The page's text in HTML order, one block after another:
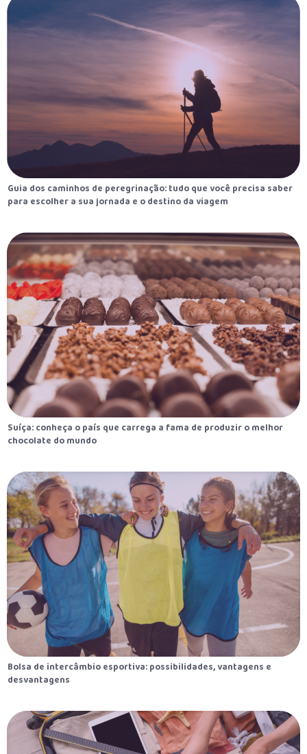
Guia dos caminhos de peregrinação: tudo que você precisa saber
para escolher a sua jornada e o destino da viagem
Suíça: conheça o país que carrega a fama de produzir o melhor
chocolate do mundo
Bolsa de intercâmbio esportiva: possibilidades, vantagens e
desvantagens